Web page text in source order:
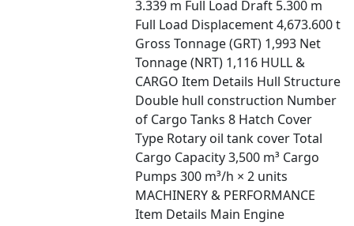
3.339 m Full Load Draft 5.300 m
Full Load Displacement 4,673.600 t
Gross Tonnage (GRT) 1,993 Net
Tonnage (NRT) 1,116 HULL &
CARGO Item Details Hull Structure
Double hull construction Number
of Cargo Tanks 8 Hatch Cover
Type Rotary oil tank cover Total
Cargo Capacity 3,500 m³ Cargo
Pumps 300 m³/h × 2 units
MACHINERY & PERFORMANCE
Item Details Main Engine